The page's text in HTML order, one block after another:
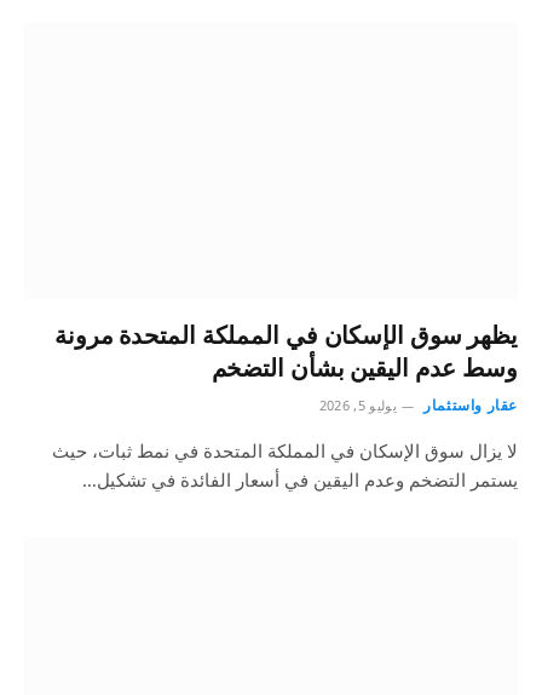
يظهر سوق الإسكان في المملكة المتحدة مرونة
وسط عدم اليقين بشأن التضخم
عقار واستثمار يوليو 5, 2026
لا يزال سوق الإسكان في المملكة المتحدة في نمط ثبات، حيث
يستمر التضخم وعدم اليقين في أسعار الفائدة في تشكيل…